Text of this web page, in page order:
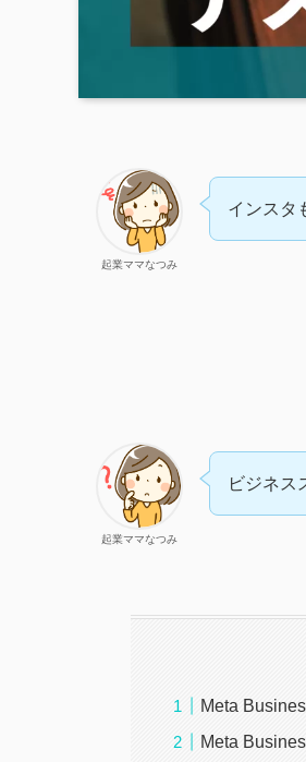
起業ママなつみ
インスタ
起業ママなつみ
ビジネス
Meta
Meta